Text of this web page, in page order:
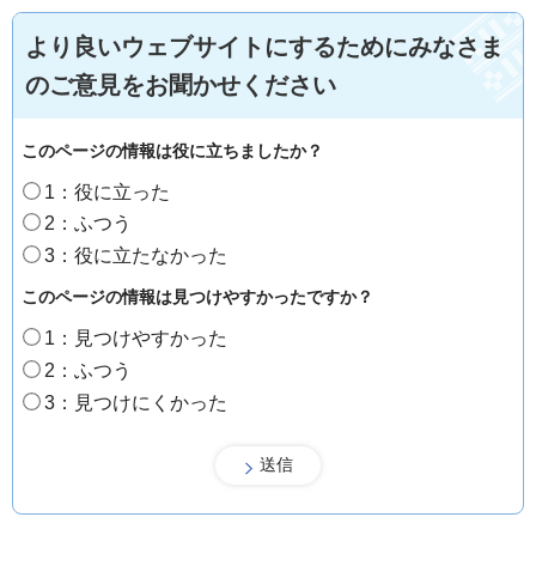
より良いウェブサイトにするためにみなさま
のご意見をお聞かせください
このページの情報は役に立ちましたか？
1：役に立った
2：ふつう
3：役に立たなかった
このページの情報は見つけやすかったですか？
1：見つけやすかった
2：ふつう
3：見つけにくかった